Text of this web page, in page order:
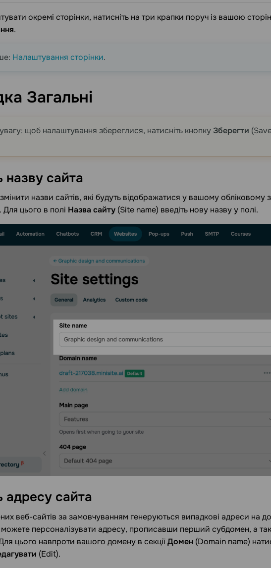
окремі сторінки, натисніть на три крапки поруч із вашою
.
Налаштування сторінки.
Загальні
щоб налаштування збереглися, натисніть кнопкуЗберегти
назву сайта
назви сайтів, які будуть відображатися у вашому обліковому
Для цього в полі Назва сайту (Site name) введіть нову назву у полі.
адресу сайта
веб-сайтів за замовчуванням генеруються випадкові адреси на
персоналізувати адресу, прописавши перший субдомен, а
цього навпроти вашого домену в секціїДомен (Domain name)
(Edit).